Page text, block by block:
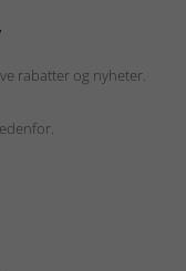
rabatter og nyheter.